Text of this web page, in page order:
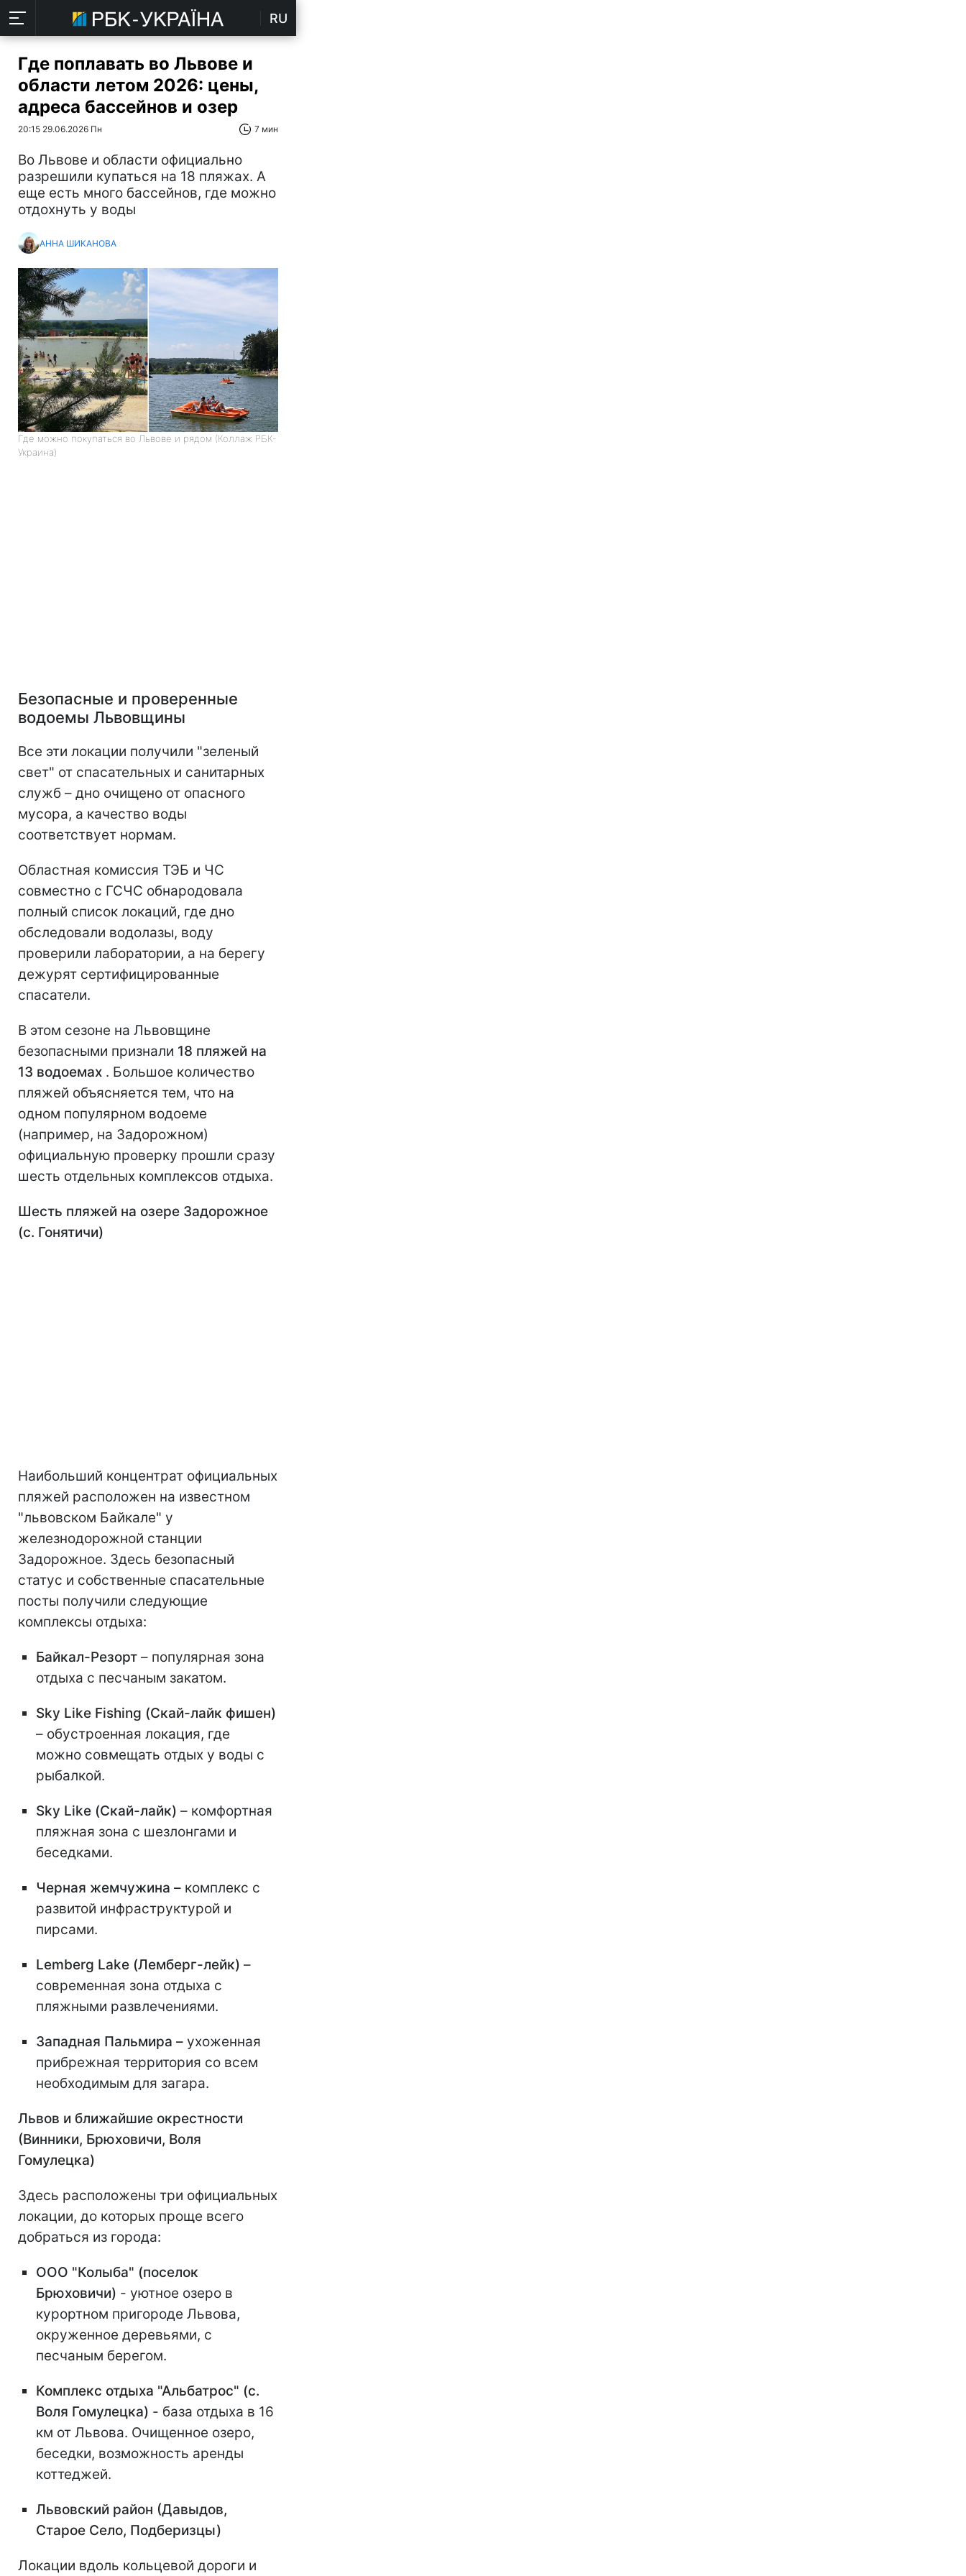
RU
Где поплавать во Львове и
области летом 2026: цены,
адреса бассейнов и озер
20:15 29.06.2026 Пн 7 мин
Во Львове и области официально
разрешили купаться на 18 пляжах. А
еще есть много бассейнов, где можно
отдохнуть у воды
АННА ШИКАНОВА
Где можно покупаться во Львове и рядом (Коллаж РБК-
Украина)
Безопасные и проверенные
водоемы Львовщины
Все эти локации получили "зеленый
свет" от спасательных и санитарных
служб – дно очищено от опасного
мусора, а качество воды
соответствует нормам.
Областная комиссия ТЭБ и ЧС
совместно с ГСЧС обнародовала
полный список локаций, где дно
обследовали водолазы, воду
проверили лаборатории, а на берегу
дежурят сертифицированные
спасатели.
В этом сезоне на Львовщине
безопасными признали 18 пляжей на
13 водоемах . Большое количество
пляжей объясняется тем, что на
одном популярном водоеме
(например, на Задорожном)
официальную проверку прошли сразу
шесть отдельных комплексов отдыха.
Шесть пляжей на озере Задорожное
(с. Гонятичи)
Наибольший концентрат официальных
пляжей расположен на известном
"львовском Байкале" у
железнодорожной станции
Задорожное. Здесь безопасный
статус и собственные спасательные
посты получили следующие
комплексы отдыха:
Байкал-Резорт – популярная зона
отдыха с песчаным закатом.
Sky Like Fishing (Скай-лайк фишен)
– обустроенная локация, где
можно совмещать отдых у воды с
рыбалкой.
Sky Like (Скай-лайк) – комфортная
пляжная зона с шезлонгами и
беседками.
Черная жемчужина – комплекс с
развитой инфраструктурой и
пирсами.
Lemberg Lake (Лемберг-лейк) –
современная зона отдыха с
пляжными развлечениями.
Западная Пальмира – ухоженная
прибрежная территория со всем
необходимым для загара.
Львов и ближайшие окрестности
(Винники, Брюховичи, Воля
Гомулецка)
Здесь расположены три официальных
локации, до которых проще всего
добраться из города:
ООО "Колыба" (поселок
Брюховичи) - уютное озеро в
курортном пригороде Львова,
окруженное деревьями, с
песчаным берегом.
Комплекс отдыха "Альбатрос" (с.
Воля Гомулецка) - база отдыха в 16
км от Львова. Очищенное озеро,
беседки, возможность аренды
коттеджей.
Львовский район (Давыдов,
Старое Село, Подберизцы)
Локации вдоль кольцевой дороги и